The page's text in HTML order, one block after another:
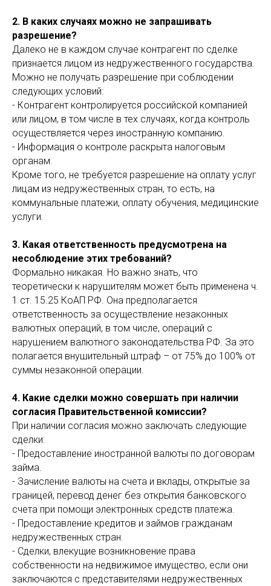
2. В каких случаях можно не запрашивать
разрешение?
Далеко не в каждом случае контрагент по сделке
признается лицом из недружественного государства.
Можно не получать разрешение при соблюдении
следующих условий:
- Контрагент контролируется российской компанией
или лицом, в том числе в тех случаях, когда контроль
осуществляется через иностранную компанию.
- Информация о контроле раскрыта налоговым
органам.
Кроме того, не требуется разрешение на оплату услуг
лицам из недружественных стран, то есть, на
коммунальные платежи, оплату обучения, медицинские
услуги.
3. Какая ответственность предусмотрена на
несоблюдение этих требований?
Формально никакая. Но важно знать, что
теоретически к нарушителям может быть применена ч.
1 ст. 15.25 КоАП РФ. Она предполагается
ответственность за осуществление незаконных
валютных операций, в том числе, операций с
нарушением валютного законодательства РФ. За это
полагается внушительный штраф – от 75% до 100% от
суммы незаконной операции.
4. Какие сделки можно совершать при наличии
согласия Правительственной комиссии?
При наличии согласия можно заключать следующие
сделки:
- Предоставление иностранной валюты по договорам
займа.
- Зачисление валюты на счета и вклады, открытые за
границей, перевод денег без открытия банковского
счета при помощи электронных средств платежа.
- Предоставление кредитов и займов гражданам
недружественных стран.
- Сделки, влекущие возникновение права
собственности на недвижимое имущество, если они
заключаются с представителями недружественных